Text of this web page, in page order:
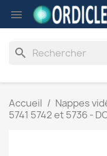

search
Accueil Nappes
5741 5742 et 5736 -